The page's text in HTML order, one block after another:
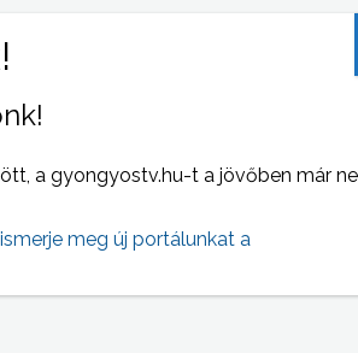
a gyongyostv.hu-t a jövőben már
meg új portálunkat a